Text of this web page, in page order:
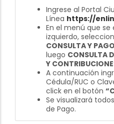
Ingrese al Portal
Línea https://
En el menú que
izquierdo,
CONSULTA Y
luego CONSULTA
Y
A continuación
Cédula/RUC o
click en el botón
Se visualizará
de Pago.